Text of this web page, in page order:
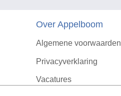
Over Appelboom
Algemene voorwaarden
Privacyverklaring
Vacatures